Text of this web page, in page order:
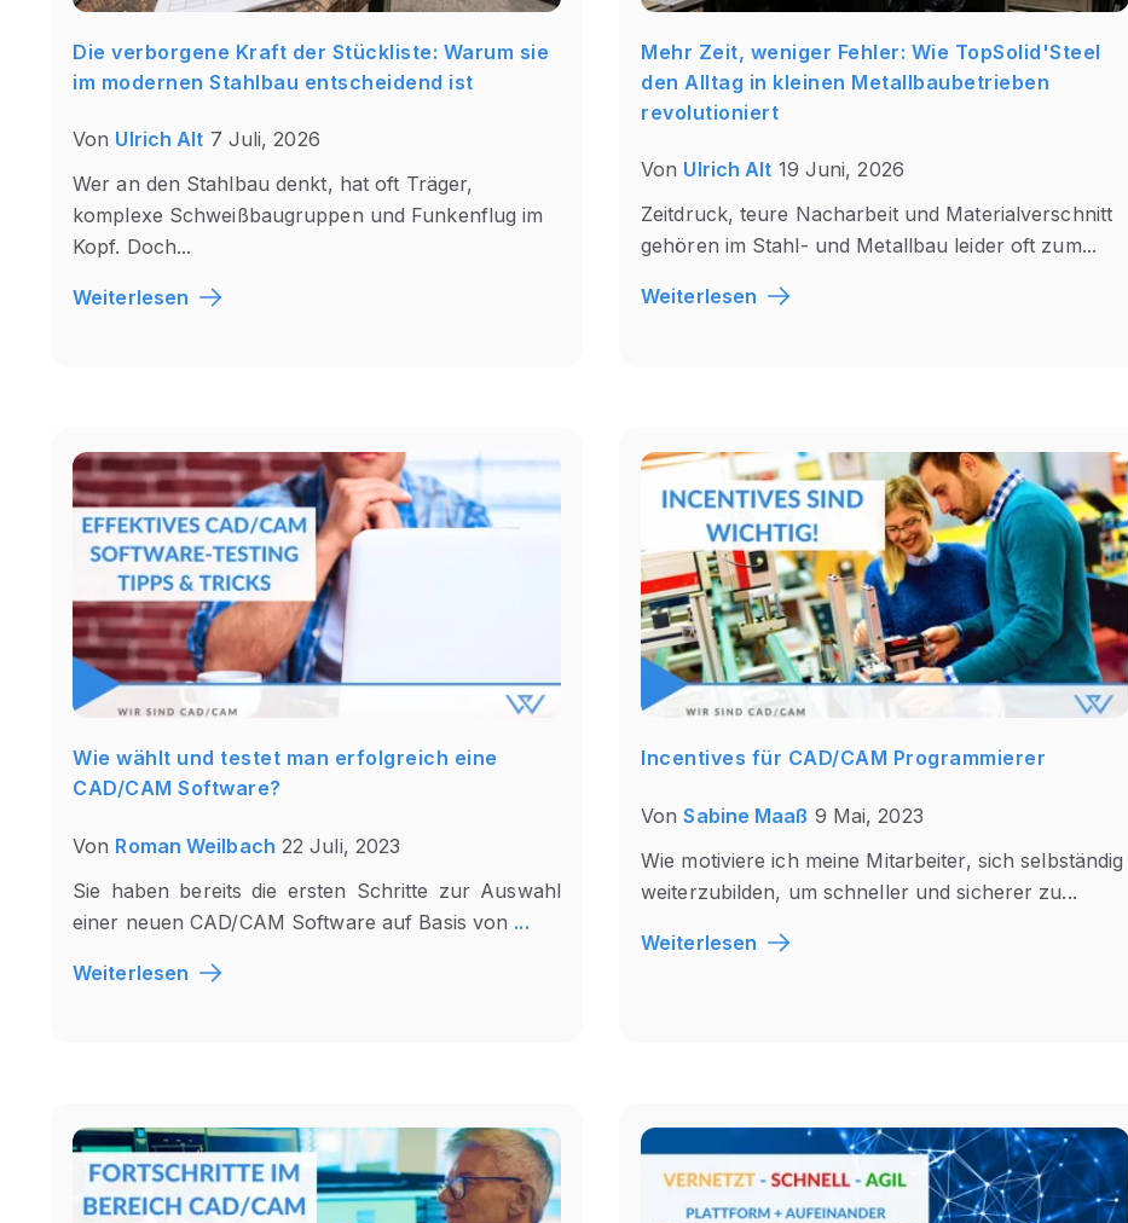
Die verborgene Kraft der Stückliste: Warum sie
im modernen Stahlbau entscheidend ist
Von Ulrich Alt 7 Juli, 2026
Wer an den Stahlbau denkt, hat oft Träger,
komplexe Schweißbaugruppen und Funkenflug im
Kopf. Doch...
Weiterlesen
Mehr Zeit, weniger Fehler: Wie TopSolid'Steel
den Alltag in kleinen Metallbaubetrieben
revolutioniert
Von Ulrich Alt 19 Juni, 2026
Zeitdruck, teure Nacharbeit und Materialverschnitt
gehören im Stahl- und Metallbau leider oft zum...
Weiterlesen
Wie wählt und testet man erfolgreich eine
CAD/CAM Software?
Von Roman Weilbach 22 Juli, 2023
Sie haben bereits die ersten Schritte zur Auswahl
einer neuen CAD/CAM Software auf Basis von ...
Weiterlesen
Incentives für CAD/CAM Programmierer
Von Sabine Maaß 9 Mai, 2023
Wie motiviere ich meine Mitarbeiter, sich selbständig
weiterzubilden, um schneller und sicherer zu...
Weiterlesen